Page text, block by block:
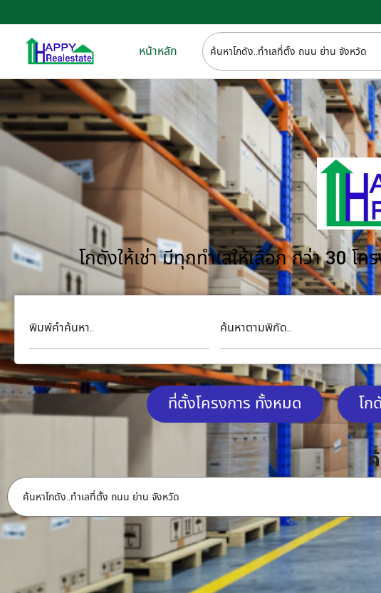
หน้าหลัก
โกดังให้เช่า มีทุกทำเลให้เลือก กว่า 30
พิมพ์คำค้นหา.. ค้นหาตามพิกัด..
ที่ตั้งโครงการ ทั้งหมด โก